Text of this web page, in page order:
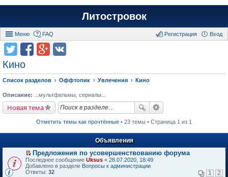
Литостровок
Меню FAQ Вход
Регистрация
Кино
Список разделов Оффтопик Увлечения Кино
Описание: ...мультфильмы, сериалы...
Новая тема
Отметить темы как прочтённые • 23 темы • Страница 1 из 1
Объявления
П
е
р
Предложения по усовершенствованию форума
Последнее сообщение Uksus « 28.07.2020, 18:49
Добавлено в разделе Вопросы к администрации
Ответы: 32 1 2